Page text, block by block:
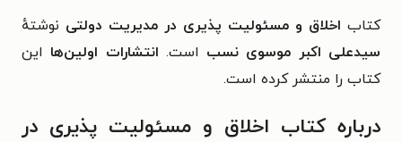
کتاب اخلاق و مسئولیت پذیری در مدیریت دولتی نوشتهٔ
سیدعلی اکبر موسوی نسب است. انتشارات اولین‌ها این
کتاب را منتشر کرده است.
درباره کتاب اخلاق و مسئولیت پذیری در